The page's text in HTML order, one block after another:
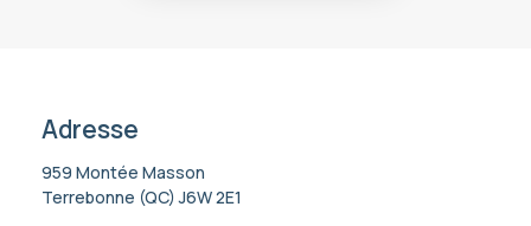
Adresse
959 Montée Masson
Terrebonne (QC) J6W 2E1